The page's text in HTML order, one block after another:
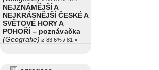
NEJZNÁMĚJŠÍ A
NEJKRÁSNĚJŠÍ ČESKÉ A
SVĚTOVÉ HORY A
POHOŘÍ – poznávačka
(Geografie) ø 83.6% / 81 ×